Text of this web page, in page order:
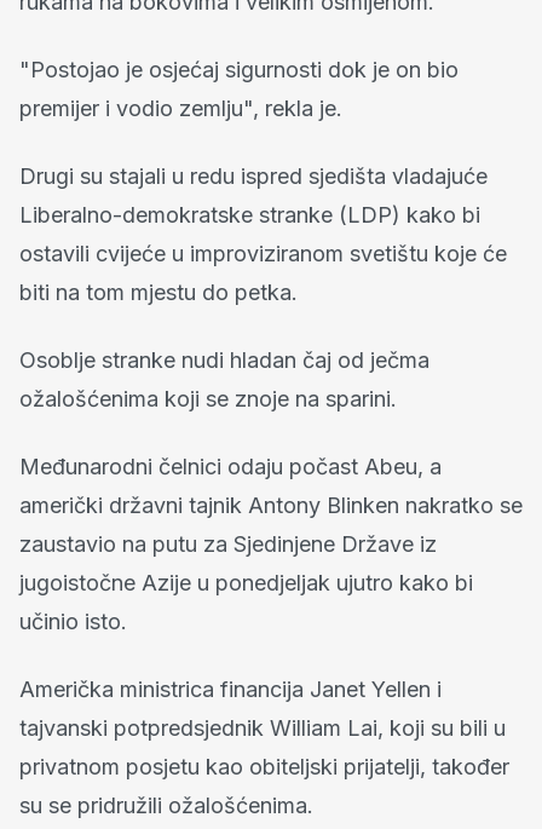
"Postojao je osjećaj sigurnosti dok je on bio
premijer i vodio zemlju", rekla je.
Drugi su stajali u redu ispred sjedišta vladajuće
Liberalno-demokratske stranke (LDP) kako bi
ostavili cvijeće u improviziranom svetištu koje će
biti na tom mjestu do petka.
Osoblje stranke nudi hladan čaj od ječma
ožalošćenima koji se znoje na sparini.
Međunarodni čelnici odaju počast Abeu, a
američki državni tajnik Antony Blinken nakratko se
zaustavio na putu za Sjedinjene Države iz
jugoistočne Azije u ponedjeljak ujutro kako bi
učinio isto.
Američka ministrica financija Janet Yellen i
tajvanski potpredsjednik William Lai, koji su bili u
privatnom posjetu kao obiteljski prijatelji, također
su se pridružili ožalošćenima.